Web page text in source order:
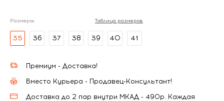
Размеры: Таблица размеров
35 36 37 38 39 40 41
Премиум - Доставка!
Вместо Курьера - Продавец-Консультант!
Доставка до 2 пар внутри МКАД - 490р. Каждая